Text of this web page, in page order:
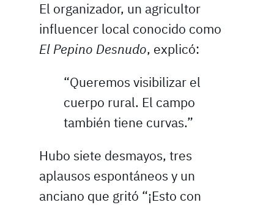
El organizador, un agricultor
influencer local conocido como
El Pepino Desnudo, explicó:
“Queremos visibilizar el
cuerpo rural. El campo
también tiene curvas.”
Hubo siete desmayos, tres
aplausos espontáneos y un
anciano que gritó “¡Esto con